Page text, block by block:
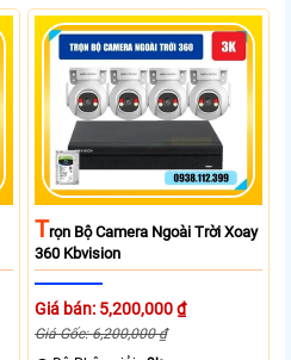
TRọn Bộ Camera Ngoài Trời Xoay
360 Kbvision
Giá bán: 5,200,000 ₫
Giá Gốc: 6,200,000 ₫